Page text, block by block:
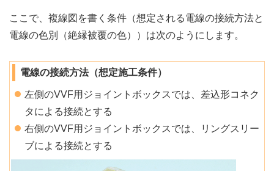
ここで、複線図を書く条件（想定される電線の接続方法と
電線の色別（絶縁被覆の色））は次のようにします。
電線の接続方法（想定施工条件）
左側のVVF用ジョイントボックスでは、差込形コネク
タによる接続とする
右側のVVF用ジョイントボックスでは、リングスリー
ブによる接続とする